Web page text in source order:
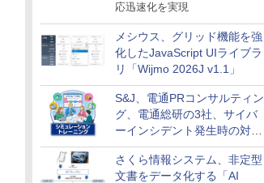
応迅速化を実現
メシウス、グリッド機能を強
化したJavaScript UIライブラ
リ「Wijmo 2026J v1.1」
S&J、電通PRコンサルティン
グ、電通総研の3社、サイバ
ーインシデント発生時の対応
と危機管理広報を一体的に訓
練するプログラムを提供
さくら情報システム、非定型
文書をデータ化する「AI